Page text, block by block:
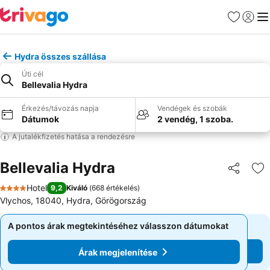
Kedvencek
Hydra összes szállása
Úti cél
Bellevalia Hydra
Érkezés/távozás napja
Dátumok
Vendégek és szobák
2 vendég, 1 szoba.
A jutalékfizetés hatása a rendezésre
Bellevalia Hydra
4 Kategória
Hotel 9,2 Kiváló (668 értékelés)
Vlychos, 18040, Hydra, Görögország
A pontos árak megtekintéséhez válasszon dátumokat
Árak megjelenítése
A pontos árak megtekintéséhez válasszon dátumokat
Árak megjelenítése